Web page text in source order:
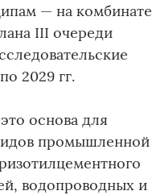
— на комбинате
III очереди
2029 гг.
основа для
промышленной
водопроводных и